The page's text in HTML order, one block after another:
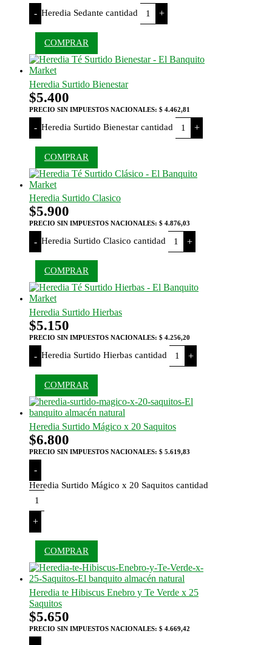
- Heredia Sedante cantidad +
COMPRAR
Heredia Surtido Bienestar
$5.400
PRECIO SIN IMPUESTOS NACIONALES: $ 4.462,81
- Heredia Surtido Bienestar cantidad +
COMPRAR
Heredia Surtido Clasico
$5.900
PRECIO SIN IMPUESTOS NACIONALES: $ 4.876,03
- Heredia Surtido Clasico cantidad +
COMPRAR
Heredia Surtido Hierbas
$5.150
PRECIO SIN IMPUESTOS NACIONALES: $ 4.256,20
- Heredia Surtido Hierbas cantidad +
COMPRAR
Heredia Surtido Mágico x 20 Saquitos
$6.800
PRECIO SIN IMPUESTOS NACIONALES: $ 5.619,83
-
Heredia Surtido Mágico x 20 Saquitos cantidad
+
COMPRAR
Heredia te Hibiscus Enebro y Te Verde x 25
Saquitos
$5.650
PRECIO SIN IMPUESTOS NACIONALES: $ 4.669,42